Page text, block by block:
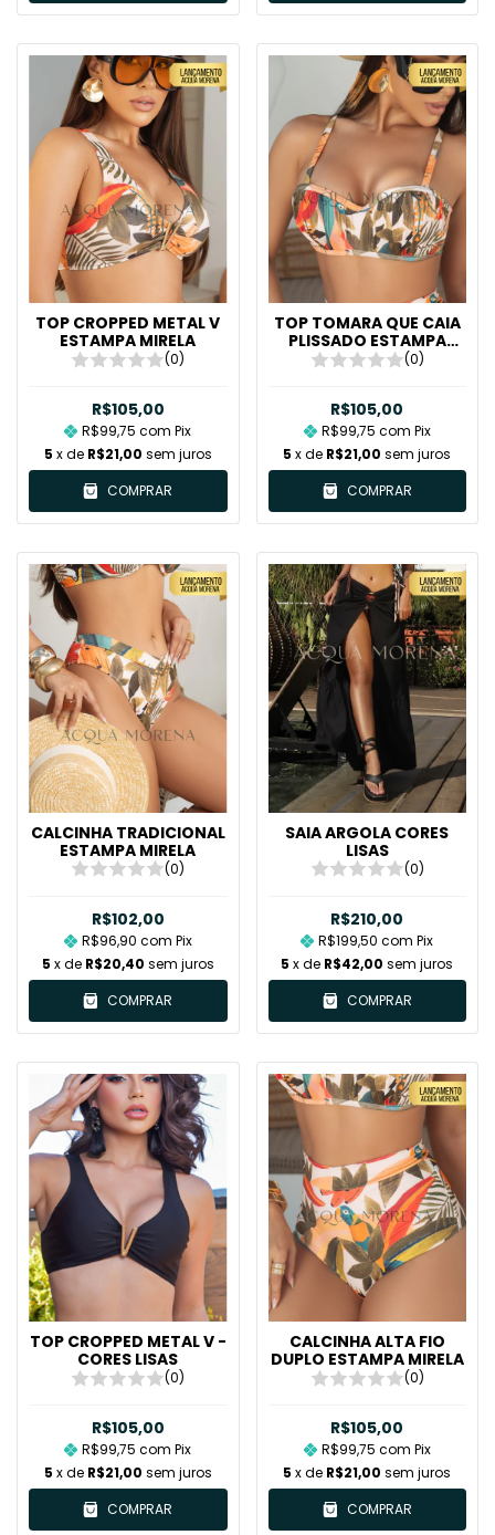
TOP CROPPED METAL V
ESTAMPA MIRELA
(0)
R$105,00
R$99,75com Pix
5 x de R$21,00 sem juros
COMPRAR
TOP TOMARA QUE CAIA
PLISSADO ESTAMPA
MIRELA (0)
R$105,00
R$99,75 com Pix
5 x de R$21,00 sem juros
COMPRAR
CALCINHA TRADICIONAL
ESTAMPA MIRELA
(0)
R$102,00
R$96,90 com Pix
5 x de R$20,40 sem juros
COMPRAR
SAIA ARGOLA CORES
LISAS
(0)
R$210,00
R$199,50com Pix
5 x de R$42,00 sem juros
COMPRAR
TOP CROPPED METAL V -
CORES LISAS
(0)
R$105,00
R$99,75com Pix
5 x de R$21,00 sem juros
COMPRAR
CALCINHA ALTA FIO
DUPLO ESTAMPA MIRELA
(0)
R$105,00
R$99,75 com Pix
5 x de R$21,00 sem juros
COMPRAR